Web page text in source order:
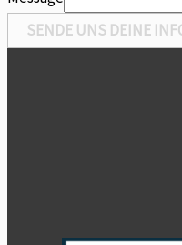
SENDE UNS DEINE